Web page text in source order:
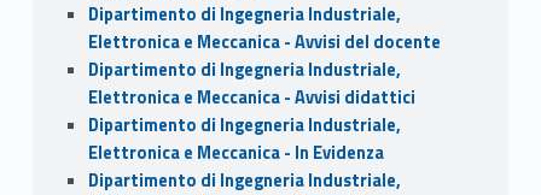
Dipartimento di Ingegneria Industriale,
Elettronica e Meccanica - Avvisi del docente
Dipartimento di Ingegneria Industriale,
Elettronica e Meccanica - Avvisi didattici
Dipartimento di Ingegneria Industriale,
Elettronica e Meccanica - In Evidenza
Dipartimento di Ingegneria Industriale,